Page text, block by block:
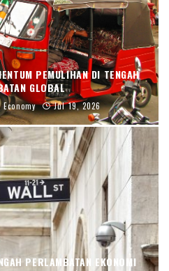
PEMULIHAN DI TENGAH
GLOBAL
Economy Jul 19, 2026
PERLAMBATAN EKONOMI